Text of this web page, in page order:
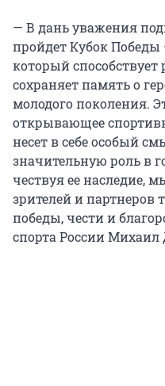
— В дань уважения
пройдет Кубок
который
сохраняет память о
молодого поколения.
открывающее
несет в себе особый
значительную роль в
чествуя ее наследие,
зрителей и партнеров
победы, чести и
спорта России Михаил